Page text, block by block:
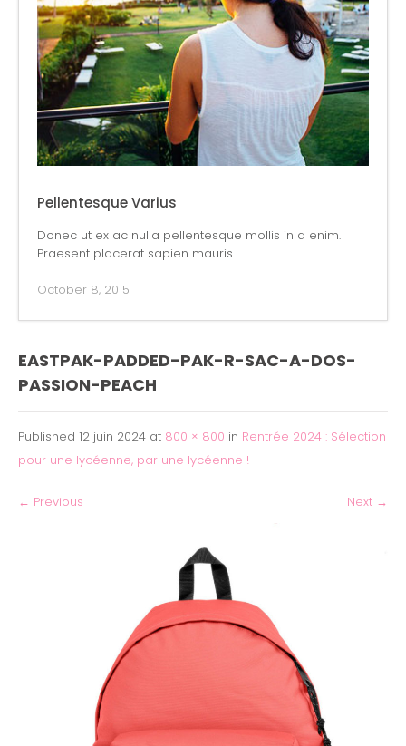
Pellentesque Varius
Donec ut ex ac nulla pellentesque mollis in a enim.
Praesent placerat sapien mauris
October 8, 2015
EASTPAK-PADDED-PAK-R-SAC-A-DOS-
PASSION-PEACH
Published 12 juin 2024 at 800 × 800 in Rentrée 2024 : Sélection
pour une lycéenne, par une lycéenne !
← Previous Next →